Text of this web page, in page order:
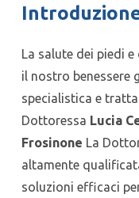
La salute dei piedi
il nostro benessere
specialistica e
Dottoressa Lucia
Frosinone La
altamente
soluzioni efficaci